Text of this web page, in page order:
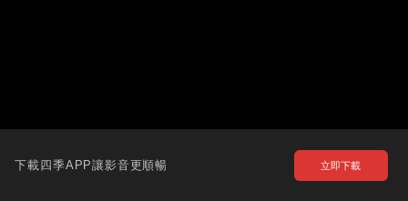
下載四季APP讓影音更順暢 立即下載